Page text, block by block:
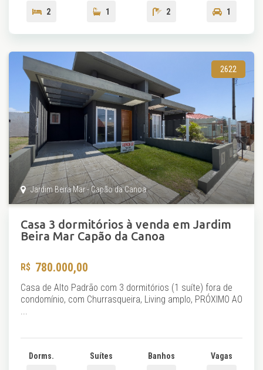
2 1 2 1
2622
Jardim Beira Mar - Capão da Canoa
Casa 3 dormitórios à venda em Jardim
Beira Mar Capão da Canoa
780.000,00
Casa de Alto Padrão com 3 dormitórios (1 suíte) fora de
condomínio, com Churrasqueira, Living amplo, PRÓXIMO AO
...
Dorms. Suítes Banhos Vagas